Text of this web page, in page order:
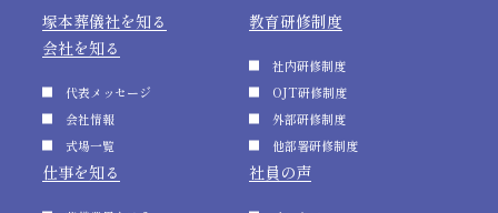
塚本葬儀社を知る
会社を知る
代表メッセージ
会社情報
式場一覧
仕事を知る
教育研修制度
社内研修制度
OJT研修制度
外部研修制度
他部署研修制度
社員の声